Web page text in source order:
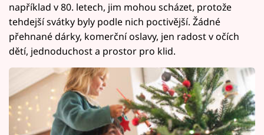
například v 80. letech, jim mohou scházet, protože
tehdejší svátky byly podle nich poctivější. Žádné
přehnané dárky, komerční oslavy, jen radost v očích
dětí, jednoduchost a prostor pro klid.